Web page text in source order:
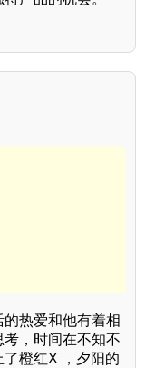
热爱和他有着相
，时间在不知不
橙红X ，夕阳的